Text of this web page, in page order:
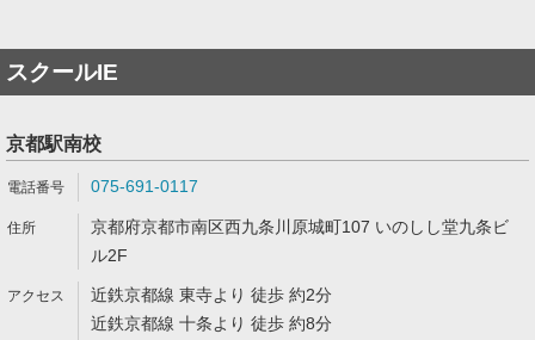
スクールIE
京都駅南校
075-691-0117
京都府京都市南区西九条川原城町107 いのしし堂九条ビ
ル2F
近鉄京都線 東寺より 徒歩 約2分
近鉄京都線 十条より 徒歩 約8分